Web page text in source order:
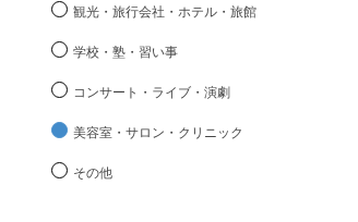
観光・旅行会社・ホテル・旅館
学校・塾・習い事
コンサート・ライブ・演劇
美容室・サロン・クリニック
その他